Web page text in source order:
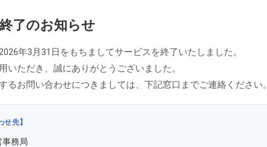
了のお知らせ
年3月31日をもちましてサービスを終了いたしました。
いただき、誠にありがとうございました。
るお問い合わせにつきましては、下記窓口までご連絡ください。
せ先】
務局